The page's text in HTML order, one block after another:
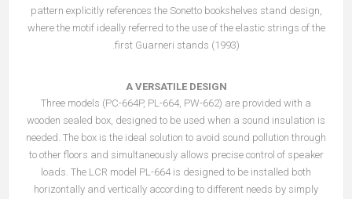
pattern explicitly references the Sonetto bookshelves stand design,
where the motif ideally referred to the use of the elastic strings of the
first Guarneri stands (1993).
A VERSATILE DESIGN
Three models (PC-664P, PL-664, PW-662) are provided with a
wooden sealed box, designed to be used when a sound insulation is
needed. The box is the ideal solution to avoid sound pollution through
to other floors and simultaneously allows precise control of speaker
loads. The LCR model PL-664 is designed to be installed both
horizontally and vertically according to different needs by simply